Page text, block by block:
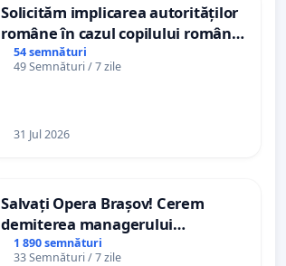
Solicităm implicarea autorităților
române în cazul copilului român
Wiliam Kristian Gheorghe, aflat în
plasament în Danemarca de 12
54 semnături
49 Semnături / 7 zile
31 Jul 2026
Salvați Opera Brașov! Cerem
demiterea managerului
interimar, Petrean Lucian-Marius!
1 890 semnături
33 Semnături / 7 zile